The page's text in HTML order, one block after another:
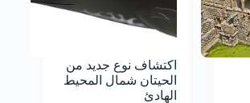
اكتشاف نوع جديد من
الحيتان شمال المحيط
الهادئ